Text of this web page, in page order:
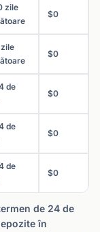
zile
$0
$0
de
$0
de
$0
de
$0
de 24 de
în